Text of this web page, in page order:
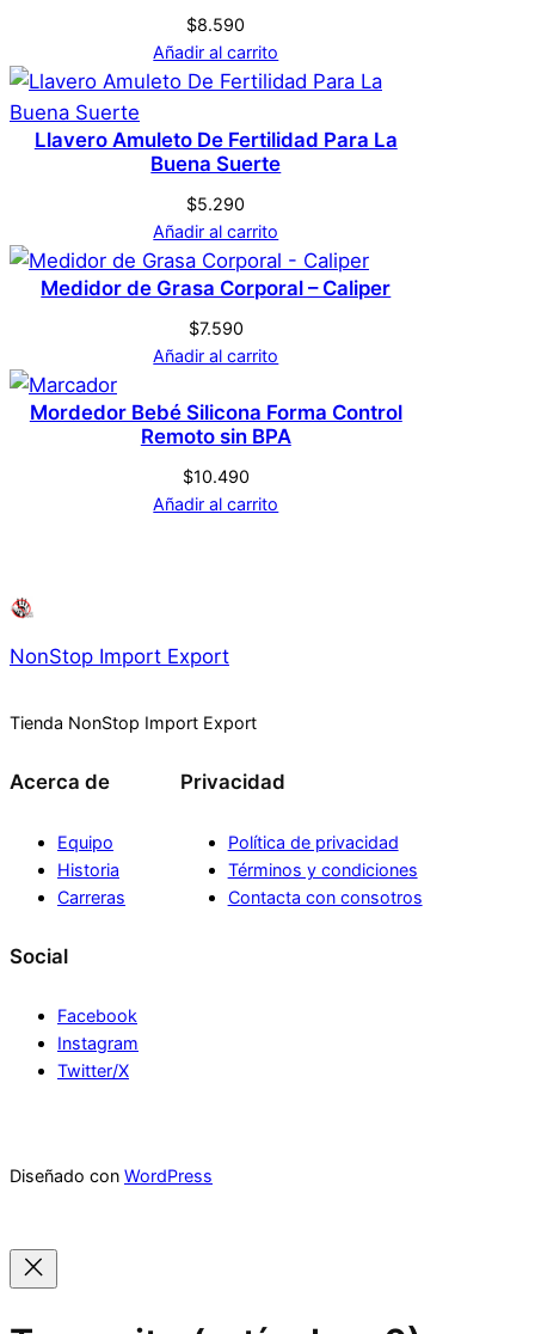
registrados que hayan comprado este
producto pueden hacer una valoración.
Acceder
$8.590
Añadir al carrito
Llavero Amuleto De Fertilidad Para La
Buena Suerte
$5.290
Añadir al carrito
Medidor de Grasa Corporal – Caliper
$7.590
Añadir al carrito
Mordedor Bebé Silicona Forma Control
Remoto sin BPA
$10.490
Añadir al carrito
NonStop Import Export
Tienda NonStop Import Export
Acerca de
Equipo
Historia
Carreras
Privacidad
Política de privacidad
Términos y condiciones
Contacta con consotros
Social
Facebook
Instagram
Twitter/X
Diseñado con WordPress